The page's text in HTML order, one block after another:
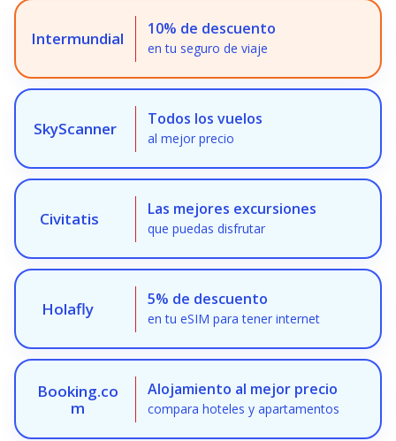
Intermundial 10% de descuento
en tu seguro de viaje
SkyScanner Todos los vuelos
al mejor precio
Civitatis Las mejores excursiones
que puedas disfrutar
Holafly 5% de descuento
en tu eSIM para tener internet
Booking.co
m
Alojamiento al mejor precio
compara hoteles y apartamentos